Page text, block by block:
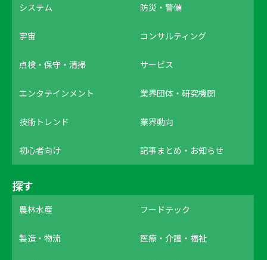
システム 防災・警備
宇宙 コンサルティング
点検・保守・清掃 サービス
エンタテインメント 業界団体・研究機関
技術トレンド 業界動向
初心者向け 記事まとめ・お知らせ
探す
農林水産 フードテック
製造・物流 医療・介護・福祉